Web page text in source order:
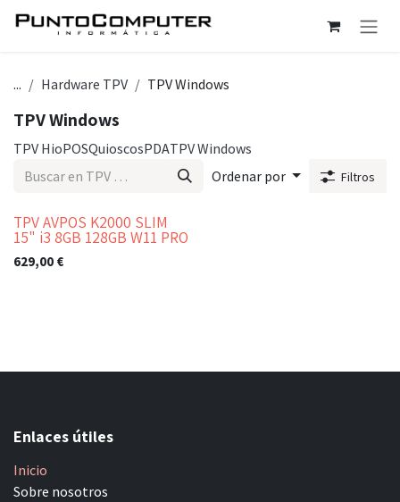
Ir al contenido
... Hardware TPV TPV Windows
TPV Windows
TPV HioPOSQuioscosPDATPV Windows
Ordenar por
Filtros
Bajo pedido
TPV AVPOS K2000 SLIM
15" i3 8GB 128GB W11 PRO
629,00 €
Enlaces útiles
Inicio
Sobre nosotros